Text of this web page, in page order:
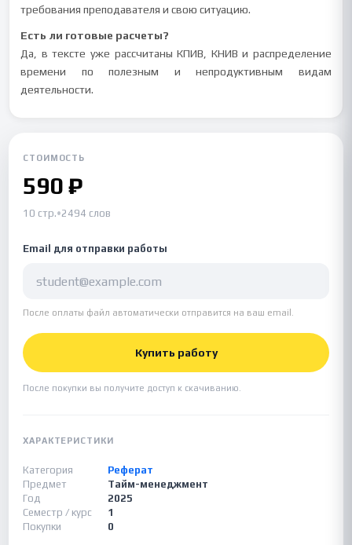
требования преподавателя и свою ситуацию.
Есть ли готовые расчеты?
Да, в тексте уже рассчитаны КПИВ, КНИВ и распределение
времени по полезным и непродуктивным видам
деятельности.
СТОИМОСТЬ
590 ₽
10 стр.•2494 слов
Email для отправки работы
После оплаты файл автоматически отправится на ваш email.
Купить работу
После покупки вы получите доступ к скачиванию.
ХАРАКТЕРИСТИКИ
Категория
Реферат
Предмет
Тайм-менеджмент
Год
2025
Семестр / курс
1
Покупки
0